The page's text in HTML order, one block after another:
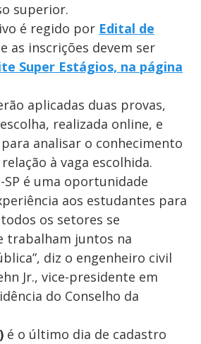
superior.
é regido por Edital de
as inscrições devem ser
Super Estágios, na página
aplicadas duas provas,
realizada online, e
analisar o conhecimento
à vaga escolhida.
SP é uma oportunidade
aos estudantes para
os setores se
trabalham juntos na
diz o engenheiro civil
Jr., vice-presidente em
do Conselho da
é o último dia de cadastro